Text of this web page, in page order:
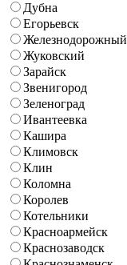
Дубна
Егорьевск
Железнодорожный
Жуковский
Зарайск
Звенигород
Зеленоград
Ивантеевка
Кашира
Климовск
Клин
Коломна
Королев
Котельники
Красноармейск
Краснозаводск